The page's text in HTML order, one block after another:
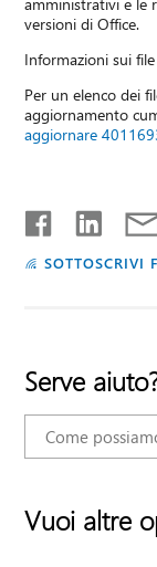
versioni di Office.
Informazioni sui file
Per un elenco dei
aggiornamento
aggiornare
SOTTOSCRIVI
Serve
Vuoi altre